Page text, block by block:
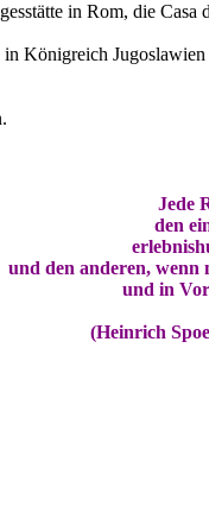
in Rom, die
Königreich
Jede
den
und den anderen, wenn
und in
(Heinrich